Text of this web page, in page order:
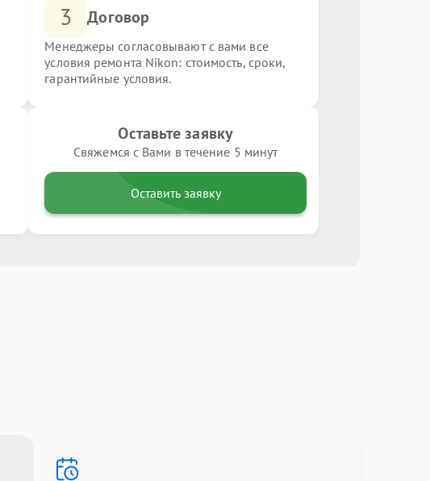
3 Договор
Менеджеры согласовывают с вами все
условия ремонта Nikon: стоимость, сроки,
гарантийные условия.
Оставьте заявку
Свяжемся с Вами в течение 5 минут
Оставить заявку